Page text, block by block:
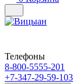
Телефоны
8-800-5555-201
+7-347-29-59-103